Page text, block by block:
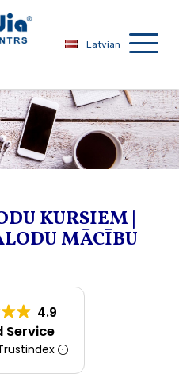
Latvian
KURSIEM |
MĀCĪBU
4.9
Service